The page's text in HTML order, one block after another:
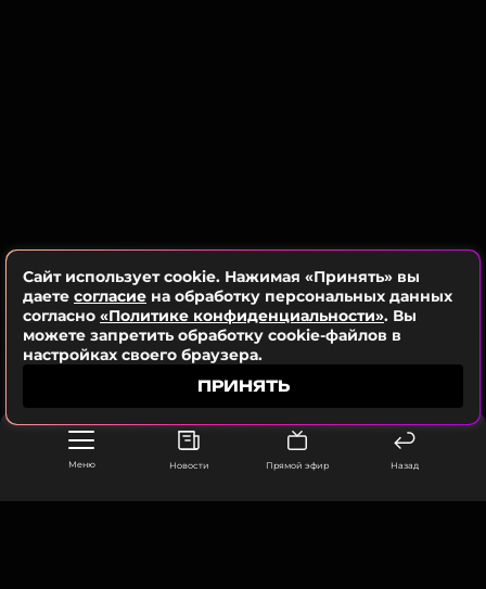
Меню Новости Прямой эфир Назад
Сайт использует cookie. Нажимая «Принять» вы
даете согласие на обработку персональных данных
согласно «Политике конфиденциальности». Вы
можете запретить обработку cookie-файлов в
настройках своего браузера.
ПРИНЯТЬ